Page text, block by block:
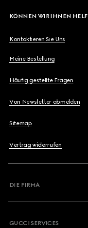
KÖNNEN WIR IHNEN
Kontaktieren Sie Uns
Meine Bestellung
Häufig gestellte Fragen
Von Newsletter abmelden
Sitemap
Vertrag widerrufen
DIE FIRMA
GUCCI SERVICES